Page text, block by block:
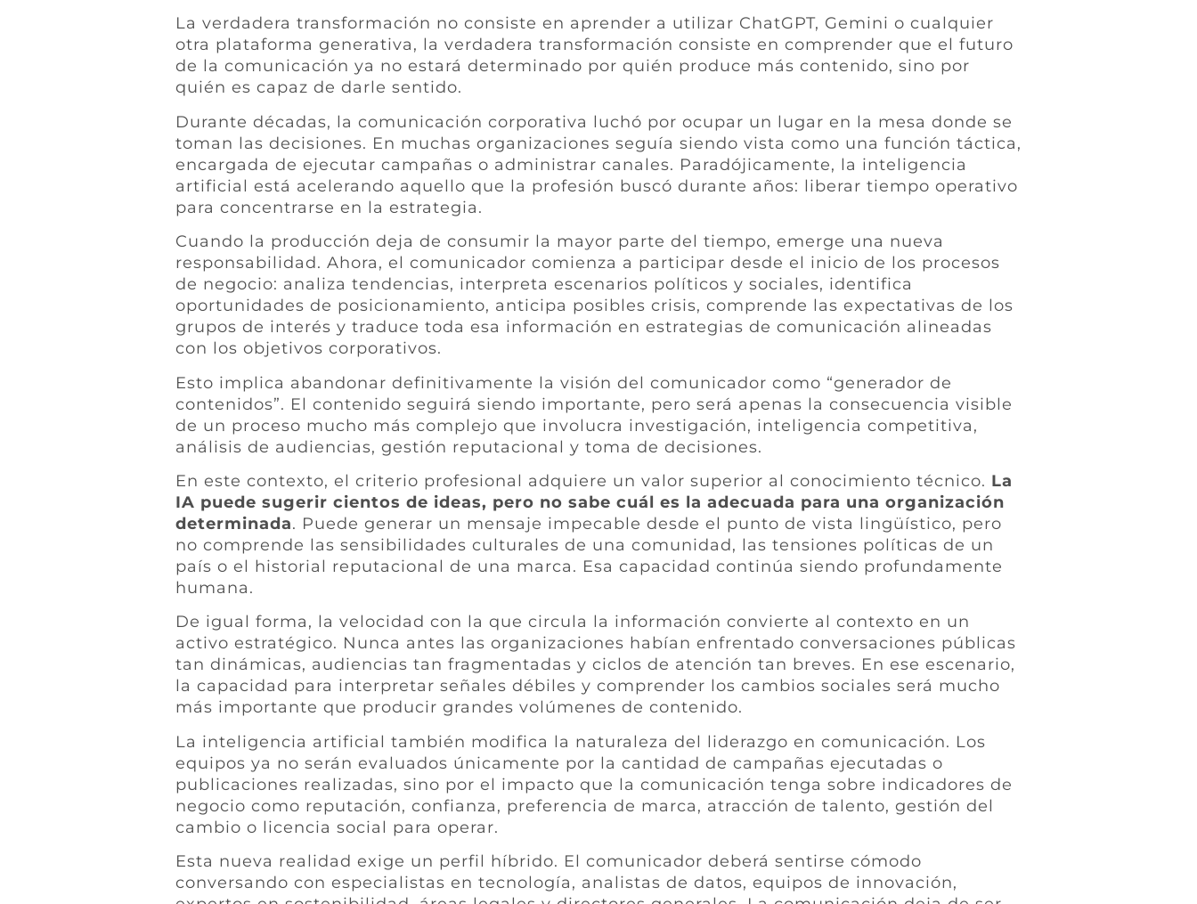
La verdadera transformación no consiste en aprender a utilizar ChatGPT, Gemini o cualquier
otra plataforma generativa, la verdadera transformación consiste en comprender que el futuro
de la comunicación ya no estará determinado por quién produce más contenido, sino por
quién es capaz de darle sentido.
Durante décadas, la comunicación corporativa luchó por ocupar un lugar en la mesa donde se
toman las decisiones. En muchas organizaciones seguía siendo vista como una función táctica,
encargada de ejecutar campañas o administrar canales. Paradójicamente, la inteligencia
artificial está acelerando aquello que la profesión buscó durante años: liberar tiempo operativo
para concentrarse en la estrategia.
Cuando la producción deja de consumir la mayor parte del tiempo, emerge una nueva
responsabilidad. Ahora, el comunicador comienza a participar desde el inicio de los procesos
de negocio: analiza tendencias, interpreta escenarios políticos y sociales, identifica
oportunidades de posicionamiento, anticipa posibles crisis, comprende las expectativas de los
grupos de interés y traduce toda esa información en estrategias de comunicación alineadas
con los objetivos corporativos.
Esto implica abandonar definitivamente la visión del comunicador como “generador de
contenidos”. El contenido seguirá siendo importante, pero será apenas la consecuencia visible
de un proceso mucho más complejo que involucra investigación, inteligencia competitiva,
análisis de audiencias, gestión reputacional y toma de decisiones.
En este contexto, el criterio profesional adquiere un valor superior al conocimiento técnico. La
IA puede sugerir cientos de ideas, pero no sabe cuál es la adecuada para una organización
determinada. Puede generar un mensaje impecable desde el punto de vista lingüístico, pero
no comprende las sensibilidades culturales de una comunidad, las tensiones políticas de un
país o el historial reputacional de una marca. Esa capacidad continúa siendo profundamente
humana.
De igual forma, la velocidad con la que circula la información convierte al contexto en un
activo estratégico. Nunca antes las organizaciones habían enfrentado conversaciones públicas
tan dinámicas, audiencias tan fragmentadas y ciclos de atención tan breves. En ese escenario,
la capacidad para interpretar señales débiles y comprender los cambios sociales será mucho
más importante que producir grandes volúmenes de contenido.
La inteligencia artificial también modifica la naturaleza del liderazgo en comunicación. Los
equipos ya no serán evaluados únicamente por la cantidad de campañas ejecutadas o
publicaciones realizadas, sino por el impacto que la comunicación tenga sobre indicadores de
negocio como reputación, confianza, preferencia de marca, atracción de talento, gestión del
cambio o licencia social para operar.
Esta nueva realidad exige un perfil híbrido. El comunicador deberá sentirse cómodo
conversando con especialistas en tecnología, analistas de datos, equipos de innovación,